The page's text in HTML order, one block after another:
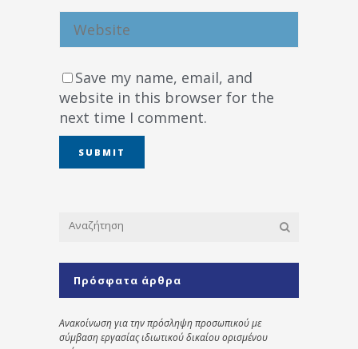
Save my name, email, and
website in this browser for the
next time I comment.
Πρόσφατα άρθρα
Ανακοίνωση για την πρόσληψη προσωπικού με
σύμβαση εργασίας ιδιωτικού δικαίου ορισμένου